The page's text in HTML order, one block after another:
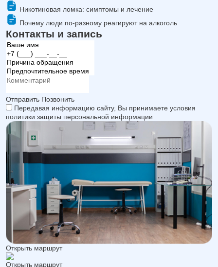
Никотиновая ломка: симптомы и лечение
Почему люди по-разному реагируют на алкоголь
Контакты и запись
Отправить Позвонить
Передавая информацию сайту, Вы принимаете условия
политики защиты персональной информации
Открыть маршрут
Открыть маршрут